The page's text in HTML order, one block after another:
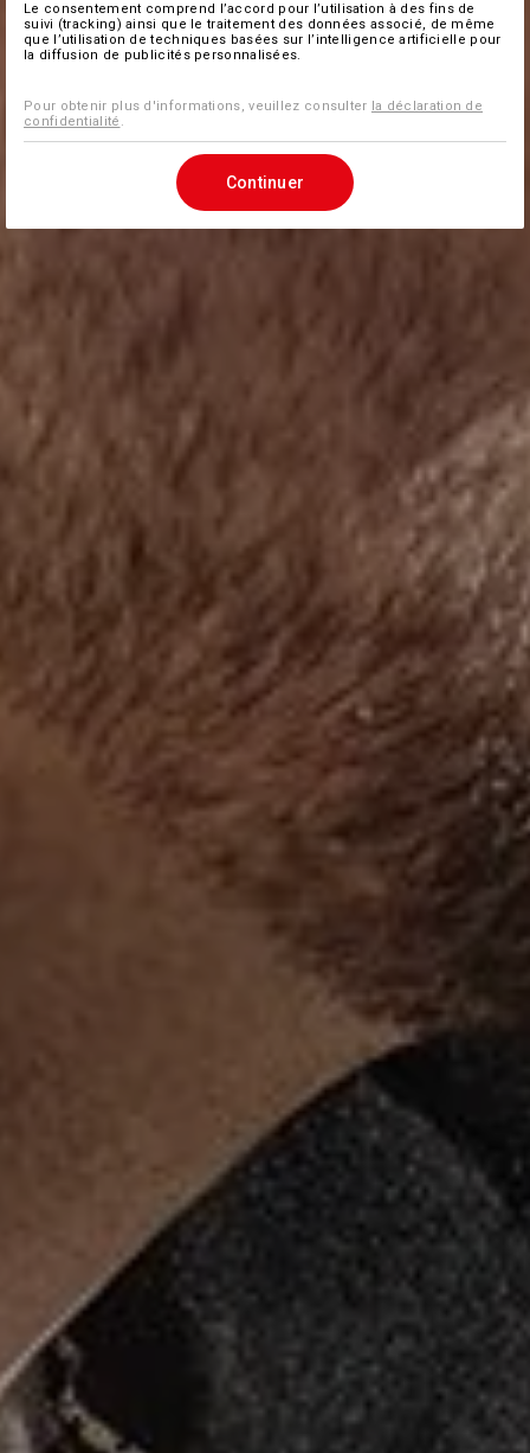
Le consentement comprend l’accord pour l’utilisation à des fins de
suivi (tracking) ainsi que le traitement des données associé, de même
que l’utilisation de techniques basées sur l’intelligence artificielle pour
la diffusion de publicités personnalisées.
Pour obtenir plus d'informations, veuillez consulter la déclaration de
confidentialité .
Continuer